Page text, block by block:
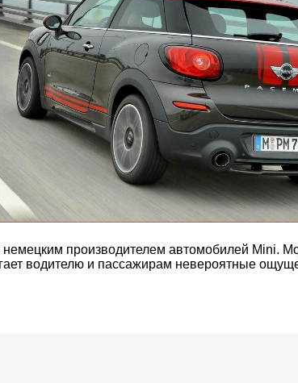
производителем автомобилей Mini.
водителю и пассажирам невероятные